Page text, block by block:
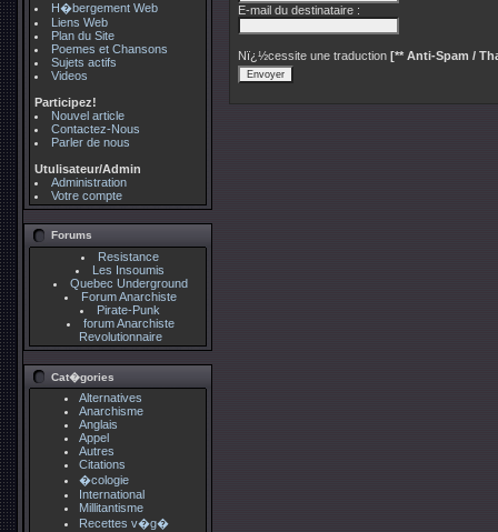
H�bergement Web
Liens Web
Plan du Site
Poemes et Chansons
Sujets actifs
Videos
Participez!
Nouvel article
Contactez-Nous
Parler de nous
Utulisateur/Admin
Administration
Votre compte
Forums
Resistance
Les Insoumis
Quebec Underground
Forum Anarchiste
Pirate-Punk
forum Anarchiste
Revolutionnaire
Cat�gories
Alternatives
Anarchisme
Anglais
Appel
Autres
Citations
�cologie
International
Millitantisme
Recettes v�g�
E-mail du destinataire :
Nï¿½cessite une traduction [** Anti-Spam /